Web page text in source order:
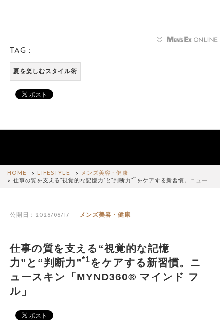
TAG：
夏を楽しむスタイル術
HOME LIFESTYLE
メンズ美容・健康
仕事の質を支える“視覚的な記憶力”と“判断力”*1 をケアする新習慣。ニュー…
公開日：2026/06/17 メンズ美容・健康
仕事の質を支える“視覚的な記憶
力”と“判断力”*1をケアする新習慣。ニ
ュースキン「MYND360® マインド フ
ル」